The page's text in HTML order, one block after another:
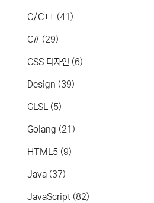
C/C++ (41)
C# (29)
CSS 디자인 (6)
Design (39)
GLSL (5)
Golang (21)
HTML5 (9)
Java (37)
JavaScript (82)